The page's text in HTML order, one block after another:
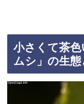
小さくて茶
ムシ」の生態